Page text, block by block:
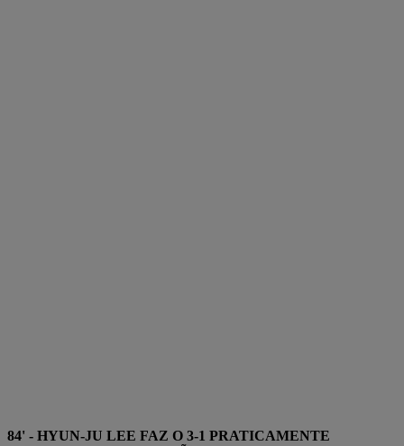
84' - HYUN-JU LEE FAZ O 3-1 PRATICAMENTE